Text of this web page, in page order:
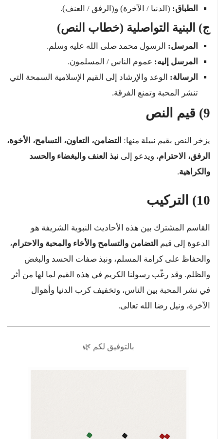
الطباق: (الدنيا / الآخرة) و(الرفق / العنف).
ج) البنية التواصلية (خطاب النص)
المرسل: الرسول محمد صلى الله عليه وسلم.
المرسل إليه: عموم الناس / المسلمون.
الرسالة: الوعد والإرشاد إلى القيم الإسلامية السمحة التي
تنشر المحبة وتمنع الفرقة.
9) قيم النص
يزخر النص بقيم نبيلة منها: التضامن، التعاون، التسامح، الأخوة،
الرفق، الاحترام، ويدعو إلى نبذ العنف والبغضاء والحسد
والكراهية.
10) التركيب
القاسم المشترك بين هذه الأحاديث النبوية الشريفة هو
الدعوة إلى قيم التضامن والتسامح والأخاء والمحبة والاحترام،
والحفاظ على كرامة المسلم، ونبذ صفات الحسد والبغض
والظلم. وقد رغّب رسولنا الكريم في هذه القيم لما لها من أثر
في نشر المحبة بين الناس، وتخفيف كرب الدنيا وأهوال
الآخرة، ونيل رضا الله تعالى.
بالتوفيق لكم 🌿